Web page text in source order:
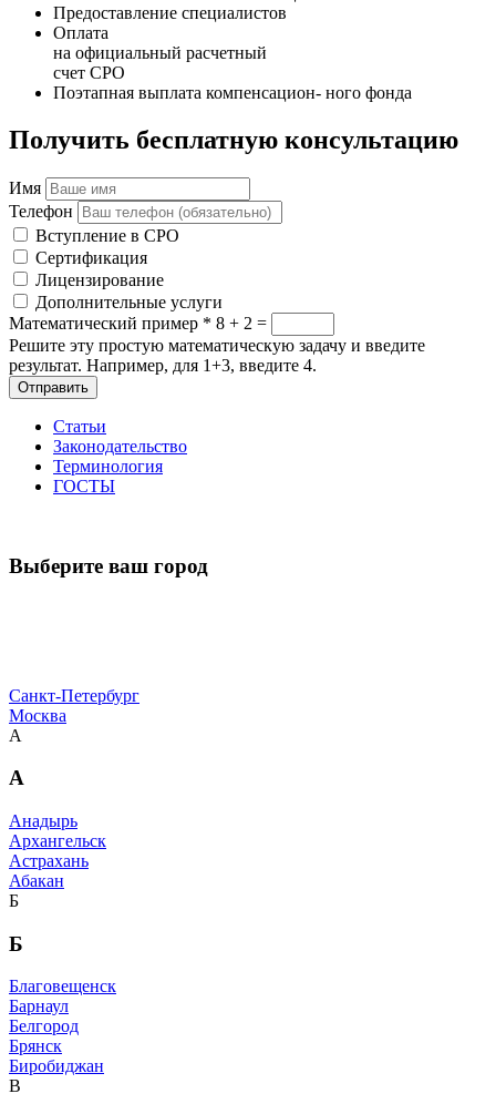
Предоставление специалистов
Оплата
на официальный расчетный
счет СРО
Поэтапная выплата компенсацион- ного фонда
Получить бесплатную консультацию
Имя
Телефон
Вступление в СРО
Сертификация
Лицензирование
Дополнительные услуги
Математический пример * 8 + 2 =
Решите эту простую математическую задачу и введите
результат. Например, для 1+3, введите 4.
Отправить
Статьи
Законодательство
Терминология
ГОСТЫ
Выберите ваш город
Санкт-Петербург
Москва
А
А
Анадырь
Архангельск
Астрахань
Абакан
Б
Б
Благовещенск
Барнаул
Белгород
Брянск
Биробиджан
В